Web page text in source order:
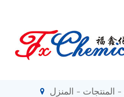
المنزل المنتجات